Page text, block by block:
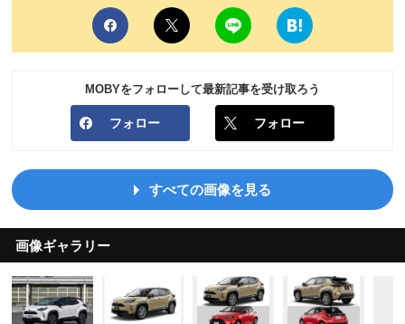
MOBYをフォローして最新記事を受け取ろう
フォロー フォロー
すべての画像を見る
画像ギャラリー